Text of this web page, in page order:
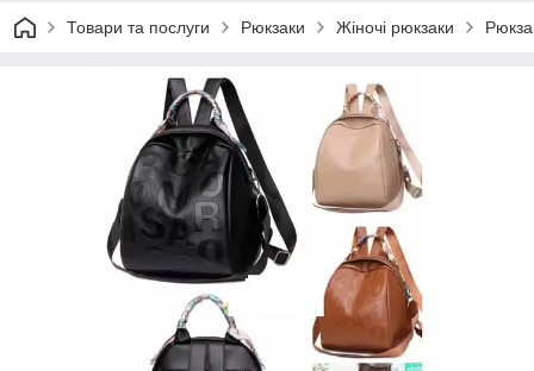
Товари та послуги Рюкзаки Жіночі рюкзаки